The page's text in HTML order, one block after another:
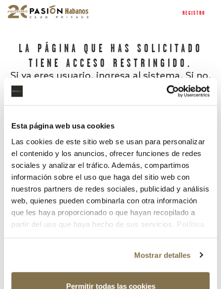
Esta página web usa cookies
Las cookies de este sitio web se usan para personalizar
el contenido y los anuncios, ofrecer funciones de redes
sociales y analizar el tráfico. Además, compartimos
información sobre el uso que haga del sitio web con
nuestros partners de redes sociales, publicidad y análisis
web, quienes pueden combinarla con otra información
que les haya proporcionado o que hayan recopilado a
partir del uso que haya hecho de sus servicios. Política
Mostrar detalles
Permitir todas las cookies
REGISTRO
LA PÁGINA QUE HAS SOLICITADO
TIENE ACCESO RESTRINGIDO.
Si ya eres usuario, ingresa al sistema. Si no,
¿Has olvidado tu contraseña?